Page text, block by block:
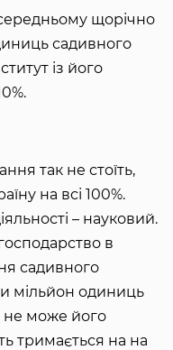
щорічно
садивного
із його
так не стоїть,
на всі 100%.
– науковий.
в
садивного
мільйон одиниць
не може його
тримається на на